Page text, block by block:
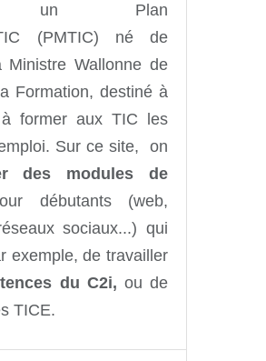
un Plan
(PMTIC) né de
Ministre Wallonne de
Formation, destiné à
former aux TIC les
Sur ce site, on
des modules de
débutants (web,
sociaux...) qui
exemple, de travailler
du C2i, ou de
TICE.